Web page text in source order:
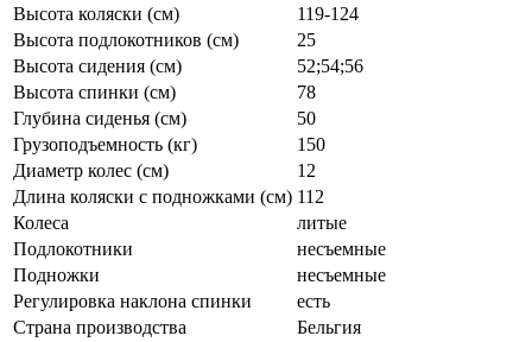
Высота коляски (см)
119-124
Высота подлокотников (см)
25
Высота сидения (см)
52;54;56
Высота спинки (см)
78
Глубина сиденья (см)
50
Грузоподъемность (кг)
150
Диаметр колес (см)
12
Длина коляски с подножками (см) 112
Колеса
литые
Подлокотники
несъемные
Подножки
несъемные
Регулировка наклона спинки
есть
Страна производства
Бельгия